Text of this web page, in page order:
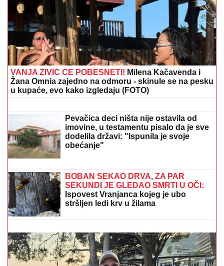
ČELSI JE SPOJ MLADOSTI I ISKUSTVA:Spaleti
polako slaže kockice u "novom" Juventusu
Nada Topčagić prekinula koncert, pa
se obratila OBEZBEĐENJU: "Ne mogu
da skočim, slomiću nogu!", evo šta se
desilo
Bliska prijateljica Jovane Jeremić
došla kod Dragana Stankovića na
proslavu, pa otkrila da li će se
voditeljika NALJUTITI: "Šta je, tu je"
(VIDEO)
VANJA ŽIVIĆ ĆE POBESNETI!Milena Kačavenda i